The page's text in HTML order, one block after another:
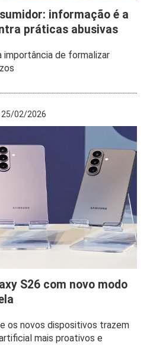
informação é a
práticas abusivas
importância de formalizar
25/02/2026
S26 com novo modo
os novos dispositivos trazem
mais proativos e